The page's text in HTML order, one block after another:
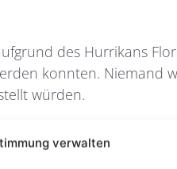
verwalten
des Hurrikans
konnten. Niemand
würden.